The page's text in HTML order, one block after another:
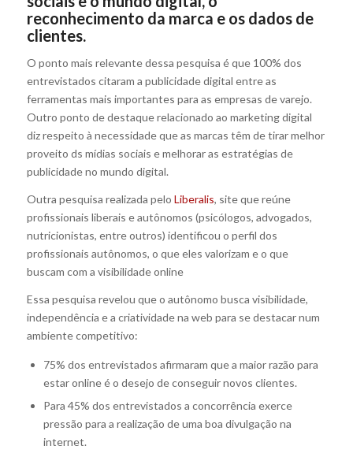
reconhecimento da marca e os dados de
clientes.
O ponto mais relevante dessa pesquisa é que 100% dos
entrevistados citaram a publicidade digital entre as
ferramentas mais importantes para as empresas de varejo.
Outro ponto de destaque relacionado ao marketing digital
diz respeito à necessidade que as marcas têm de tirar melhor
proveito ds mídias sociais e melhorar as estratégias de
publicidade no mundo digital.
Outra pesquisa realizada pelo Liberalis, site que reúne
profissionais liberais e autônomos (psicólogos, advogados,
nutricionistas, entre outros) identificou o perfil dos
profissionais autônomos, o que eles valorizam e o que
buscam com a visibilidade online
Essa pesquisa revelou que o autônomo busca visibilidade,
independência e a criatividade na web para se destacar num
ambiente competitivo:
75% dos entrevistados afirmaram que a maior razão para
estar online é o desejo de conseguir novos clientes.
Para 45% dos entrevistados a concorrência exerce
pressão para a realização de uma boa divulgação na
internet.